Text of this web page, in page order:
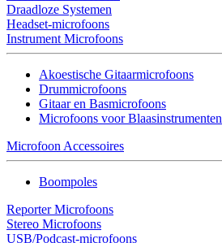
Draadloze Systemen
Headset-microfoons
Instrument Microfoons
Akoestische Gitaarmicrofoons
Drummicrofoons
Gitaar en Basmicrofoons
Microfoons voor Blaasinstrumenten
Microfoon Accessoires
Boompoles
Reporter Microfoons
Stereo Microfoons
USB/Podcast-microfoons